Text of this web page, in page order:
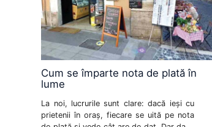
Cum se împarte nota de plată în
lume
La noi, lucrurile sunt clare: dacă ieși cu
prietenii în oraș, fiecare se uită pe nota